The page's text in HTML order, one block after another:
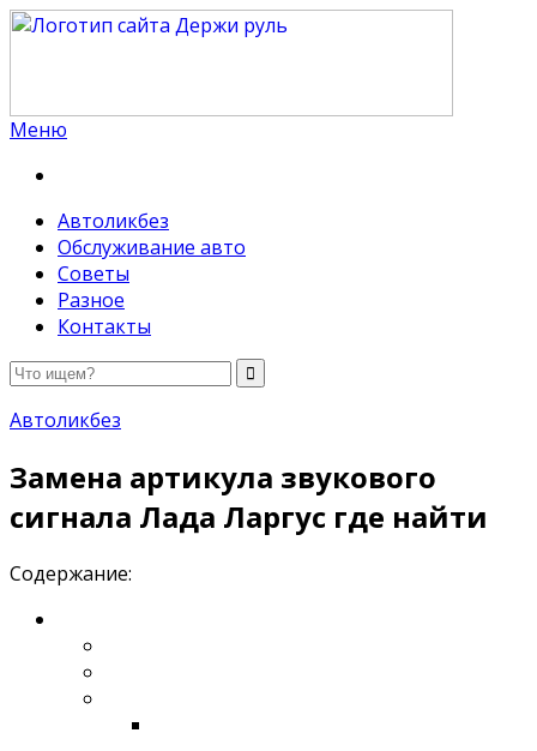
Меню
Автоликбез
Обслуживание авто
Советы
Разное
Контакты
Автоликбез
Замена артикула звукового
сигнала Лада Ларгус где найти
Содержание: